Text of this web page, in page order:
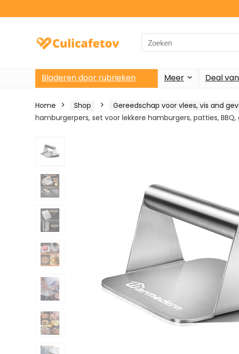
Search
for:
Bladeren door rubrieken Meer Deal
Home Shop Gereedschap voor vlees, vis and
hamburgerpers, set voor lekkere hamburgers, patties,